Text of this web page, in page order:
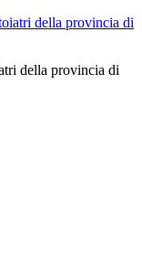
della provincia di